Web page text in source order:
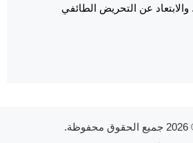
والابتعاد عن التحريض الطائفي
محفوظة.